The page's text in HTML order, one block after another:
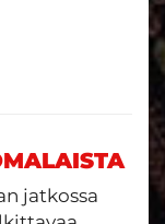
jatkossa